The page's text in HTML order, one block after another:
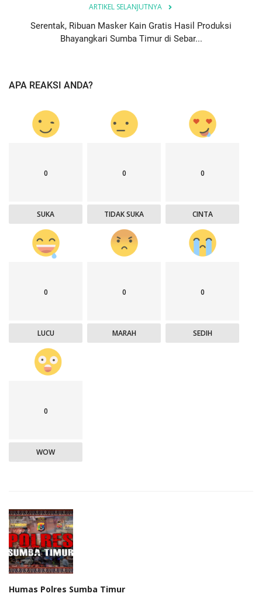
ARTIKEL SELANJUTNYA
Serentak, Ribuan Masker Kain Gratis Hasil Produksi
Bhayangkari Sumba Timur di Sebar...
APA REAKSI ANDA?
0
SUKA
0
TIDAK SUKA
0
CINTA
0
LUCU
0
MARAH
0
SEDIH
0
WOW
Humas Polres Sumba Timur